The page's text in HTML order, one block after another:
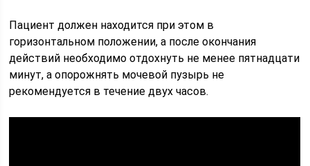
Пациент должен находится при этом в
горизонтальном положении, а после окончания
действий необходимо отдохнуть не менее пятнадцати
минут, а опорожнять мочевой пузырь не
рекомендуется в течение двух часов.